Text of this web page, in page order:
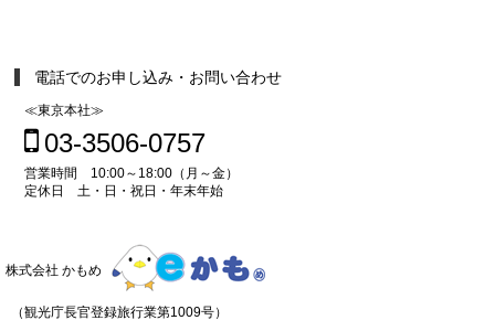
電話でのお申し込み・お問い合わせ
≪東京本社≫
03-3506-0757
営業時間 10:00～18:00（月～金）
定休日 土・日・祝日・年末年始
株式会社 かもめ
（観光庁長官登録旅行業第1009号）